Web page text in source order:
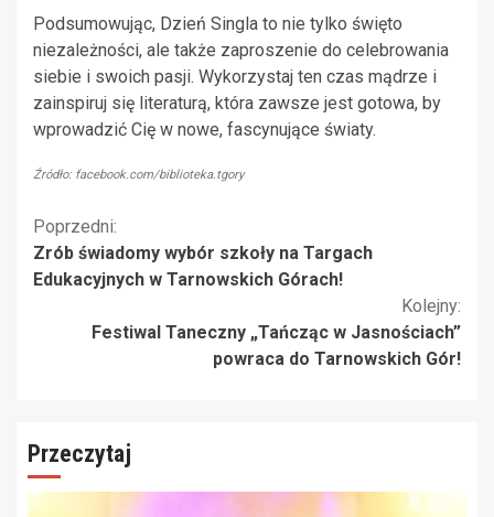
Podsumowując, Dzień Singla to nie tylko święto
niezależności, ale także zaproszenie do celebrowania
siebie i swoich pasji. Wykorzystaj ten czas mądrze i
zainspiruj się literaturą, która zawsze jest gotowa, by
wprowadzić Cię w nowe, fascynujące światy.
Źródło: facebook.com/biblioteka.tgory
Kontynuuj
czytanie
Poprzedni:
Zrób świadomy wybór szkoły na Targach
Edukacyjnych w Tarnowskich Górach!
Kolejny:
Festiwal Taneczny „Tańcząc w Jasnościach”
powraca do Tarnowskich Gór!
Przeczytaj